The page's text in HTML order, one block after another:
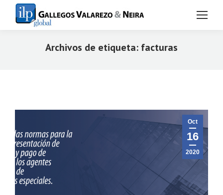
Archivos de etiqueta: facturas
Oct
16
2020